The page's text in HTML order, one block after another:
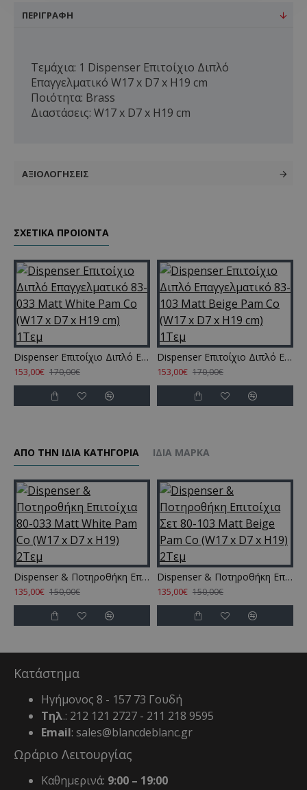
ΠΕΡΙΓΡΑΦΉ
Τεμάχια: 1 Dispenser Επιτοίχιο Διπλό
Επαγγελματικό W17 x D7 x H19 cm
Ποιότητα: Brass
Διαστάσεις: W17 x D7 x H19 cm
ΑΞΙΟΛΟΓΉΣΕΙΣ
ΣΧΕΤΙΚΑ ΠΡΟΙΟΝΤΑ
Dispenser Επιτοίχιο Διπλό Επαγγελματικό 83-033 Matt White Pam Co (W17 x D7 x H19 cm) 1Τεμ
153,00€ 170,00€
Dispenser Επιτοίχιο Διπλό Επαγγελματικό 83-103 Matt Beige Pam Co (W17 x D7 x H19 cm) 1Τεμ
153,00€ 170,00€
ΑΠΌ ΤΗΝ ΊΔΙΑ ΚΑΤΗΓΌΡΙΑ ΊΔΙΑ ΜΆΡΚΑ
Dispenser & Ποτηροθήκη Επιτοίχια 80-033 Matt White Pam Co (W17 x D7 x H19) 2Τεμ
135,00€ 150,00€
Dispenser & Ποτηροθήκη Επιτοίχια Σετ 80-103 Matt Beige Pam Co (W17 x D7 x H19) 2Τεμ
135,00€ 150,00€
Κατάστημα
Ηγήμονος 8 - 157 73 Γουδή
Τηλ.: 212 121 2727 - 211 218 9595
Email: sales@blancdeblanc.gr
Ωράριο Λειτουργίας
Καθημερινά: 9:00 – 19:00